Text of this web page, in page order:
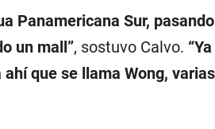
Panamericana Sur,
un mall”, sostuvo Calvo.
que se llama Wong,